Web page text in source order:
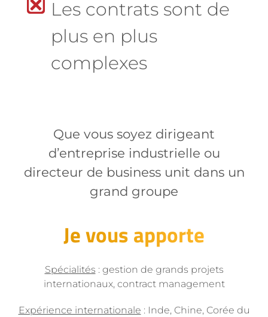
Les contrats sont de
plus en plus
complexes
Que vous soyez dirigeant
d’entreprise industrielle ou
directeur de business unit dans un
grand groupe
Je vous apporte
Spécialités : gestion de grands projets
internationaux, contract management
Expérience internationale : Inde, Chine, Corée du